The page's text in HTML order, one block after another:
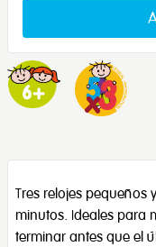
Tres relojes pequeños
minutos. Ideales para
terminar antes que el